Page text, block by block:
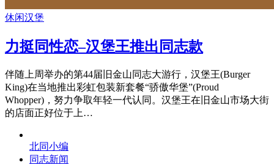
休闲汉堡
力挺同性恋–汉堡王推出同志款
伴随上周举办的第44届旧金山同志大游行，汉堡王(Burger
King)在当地推出彩虹包装新套餐“骄傲华堡”(Proud
Whopper)，努力争取年轻一代认同。汉堡王在旧金山市场大街
的店面正好位于上…
北同小编
同志新闻